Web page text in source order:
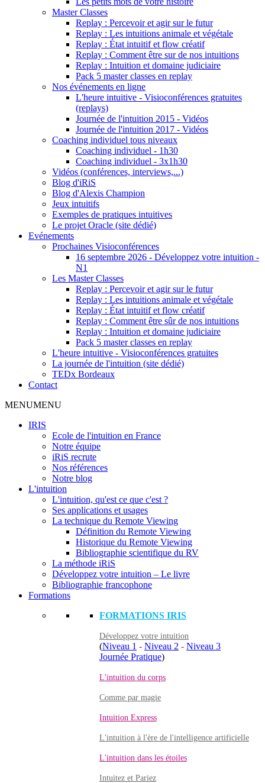
Master Classes
Replay : Percevoir et agir sur le futur
Replay : Les intuitions animale et végétale
Replay : État intuitif et flow créatif
Replay : Comment être sur de nos intuitions
Replay : Intuition et domaine judiciaire
Pack 5 master classes en replay
Nos événements en ligne
L'heure intuitive - Visioconférences gratuites
(replays)
Journée de l'intuition 2015 - Vidéos
Journée de l'intuition 2017 - Vidéos
Coaching individuel tous niveaux
Coaching individuel - 1h30
Coaching individuel - 3x1h30
Vidéos (conférences, interviews,...)
Blog d'iRiS
Blog d'Alexis Champion
Jeux intuitifs
Exemples de pratiques intuitives
Le projet Oracle (site dédié)
Evénements
Prochaines Visioconférences
16 septembre 2026 - Développez votre intuition -
N1
Les Master Classes
Replay : Percevoir et agir sur le futur
Replay : Les intuitions animale et végétale
Replay : État intuitif et flow créatif
Replay : Comment être sûr de nos intuitions
Replay : Intuition et domaine judiciaire
Pack 5 master classes en replay
L'heure intuitive - Visioconférences gratuites
La journée de l'intuition (site dédié)
TEDx Bordeaux
Contact
MENUMENU
IRIS
Ecole de l'intuition en France
Notre équipe
iRiS recrute
Nos références
Notre blog
L'intuition
L'intuition, qu'est ce que c'est ?
Ses applications et usages
La technique du Remote Viewing
Définition du Remote Viewing
Historique du Remote Viewing
Bibliographie scientifique du RV
La méthode iRiS
Développez votre intuition – Le livre
Bibliographie francophone
Formations
FORMATIONS IRIS
Développez votre intuition
(Niveau 1 - Niveau 2 - Niveau 3
Journée Pratique)
L'intuition du corps
Comme par magie
Intuition Express
L'intuition à l'ère de l'intelligence artificielle
L'intuition dans les étoiles
Intuitez et Pariez